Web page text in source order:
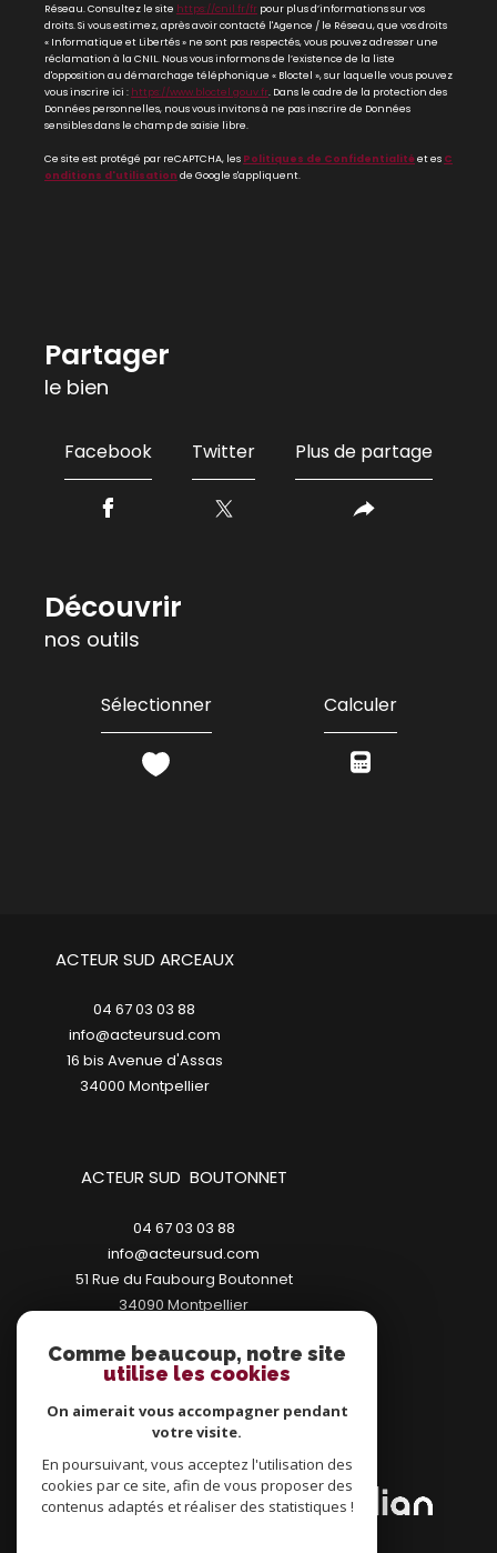
Réseau. Consultez le site https://cnil.fr/fr pour plus d’informations sur vos
droits. Si vous estimez, après avoir contacté l'Agence / le Réseau, que vos droits
« Informatique et Libertés » ne sont pas respectés, vous pouvez adresser une
réclamation à la CNIL. Nous vous informons de l’existence de la liste
d'opposition au démarchage téléphonique « Bloctel », sur laquelle vous pouvez
vous inscrire ici : https://www.bloctel.gouv.fr. Dans le cadre de la protection des
Données personnelles, nous vous invitons à ne pas inscrire de Données
sensibles dans le champ de saisie libre.
Ce site est protégé par reCAPTCHA, les Politiques de Confidentialitéet es C
onditions d'utilisation de Google s'appliquent.
partager
le bien
Facebook Twitter Plus de partage
découvrir
nos outils
Sélectionner Calculer
ACTEUR SUD ARCEAUX
04 67 03 03 88
info@acteursud.com
16 bis Avenue d'Assas
34000
montpellier
ACTEUR SUD BOUTONNET
04 67 03 03 88
info@acteursud.com
51 Rue du Faubourg Boutonnet
34090 montpellier
ADHÉRENTS
Comme beaucoup, notre site
utilise les cookies
On aimerait vous accompagner pendant
votre visite.
En poursuivant, vous acceptez l'utilisation des
cookies par ce site, afin de vous proposer des
contenus adaptés et réaliser des statistiques !